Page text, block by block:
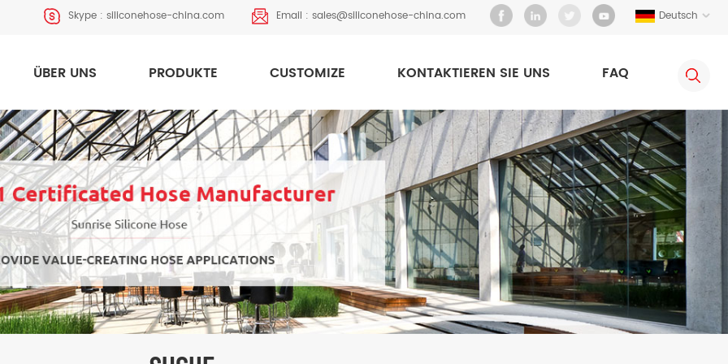
Deutsch
Skype : siliconehose-china.com Email : sales@siliconehose-china.com
ÜBER UNS PRODUKTE CUSTOMIZE KONTAKTIEREN SIE UNS FAQ